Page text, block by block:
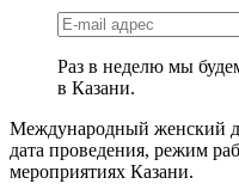
Раз в неделю мы
в Казани.
Международный женский
дата проведения, режим
мероприятиях Казани.